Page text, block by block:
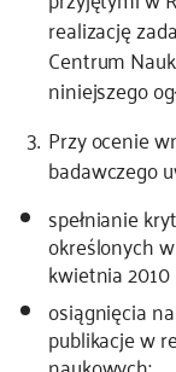
realizację
Centrum
niniejszego
Przy ocenie
badawczego
spełnianie
określonych
kwietnia
osiągnięcia
publikacje w